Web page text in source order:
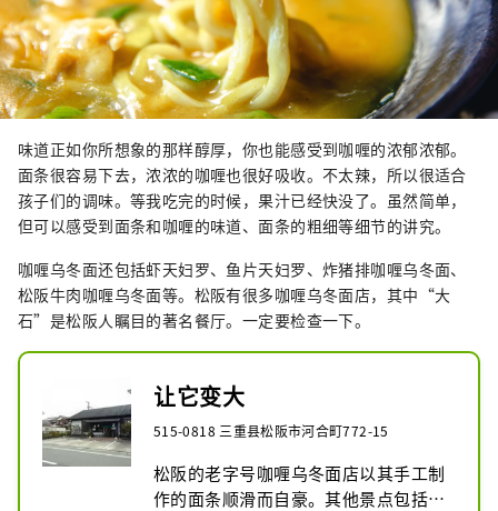
味道正如你所想象的那样醇厚，你也能感受到咖喱的浓郁浓郁。
面条很容易下去，浓浓的咖喱也很好吸收。不太辣，所以很适合
孩子们的调味。等我吃完的时候，果汁已经快没了。虽然简单，
但可以感受到面条和咖喱的味道、面条的粗细等细节的讲究。
咖喱乌冬面还包括虾天妇罗、鱼片天妇罗、炸猪排咖喱乌冬面、
松阪牛肉咖喱乌冬面等。松阪有很多咖喱乌冬面店，其中“大
石”是松阪人瞩目的著名餐厅。一定要检查一下。
让它变大
515-0818 三重县松阪市河合町772-15
松阪的老字号咖喱乌冬面店以其手工制
作的面条顺滑而自豪。其他景点包括乌